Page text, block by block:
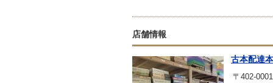
店舗情報
古本配達
〒402-0001